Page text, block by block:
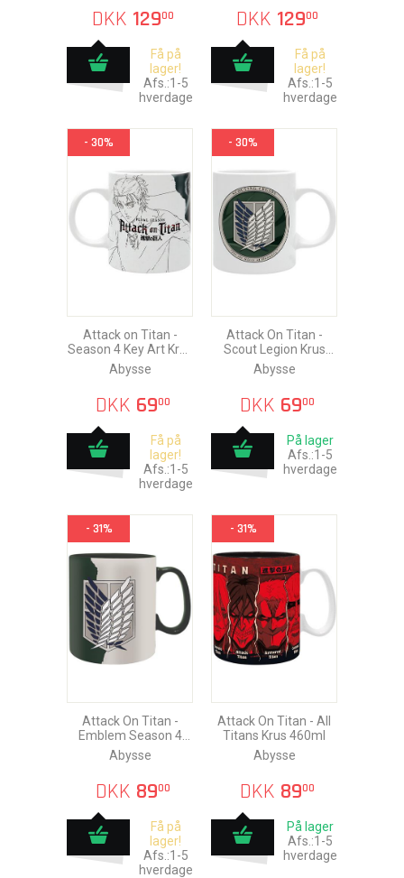
DKK 12900
Få på
lager!
Afs.:1-5
hverdage
DKK 12900
Få på
lager!
Afs.:1-5
hverdage
- 30%
Attack on Titan -
Season 4 Key Art Krus
320ml
Abysse
DKK 6900
Få på
lager!
Afs.:1-5
hverdage
- 30%
Attack On Titan -
Scout Legion Krus
320ml
Abysse
DKK 6900
På lager
Afs.:1-5
hverdage
- 31%
Attack On Titan -
Emblem Season 4
Krus 460ml
Abysse
DKK 8900
Få på
lager!
Afs.:1-5
hverdage
- 31%
Attack On Titan - All
Titans Krus 460ml
Abysse
DKK 8900
På lager
Afs.:1-5
hverdage